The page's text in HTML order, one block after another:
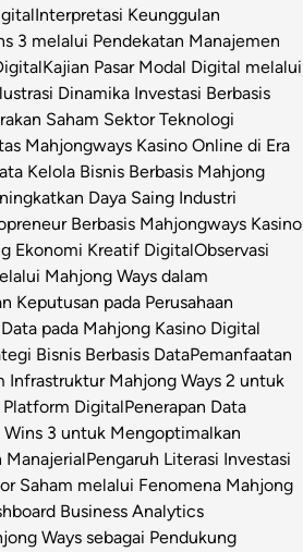
Interpretasi Keunggulan
3 melalui Pendekatan Manajemen
Kajian Pasar Modal Digital melalui
Dinamika Investasi Berbasis
Saham Sektor Teknologi
Mahjongways Kasino Online di Era
Kelola Bisnis Berbasis Mahjong
Daya Saing Industri
Berbasis Mahjongways Kasino
Ekonomi Kreatif DigitalObservasi
Mahjong Ways dalam
Keputusan pada Perusahaan
pada Mahjong Kasino Digital
Bisnis Berbasis DataPemanfaatan
Mahjong Ways 2 untuk
DigitalPenerapan Data
3 untuk Mengoptimalkan
ManajerialPengaruh Literasi Investasi
Saham melalui Fenomena Mahjong
Business Analytics
Ways sebagai Pendukung